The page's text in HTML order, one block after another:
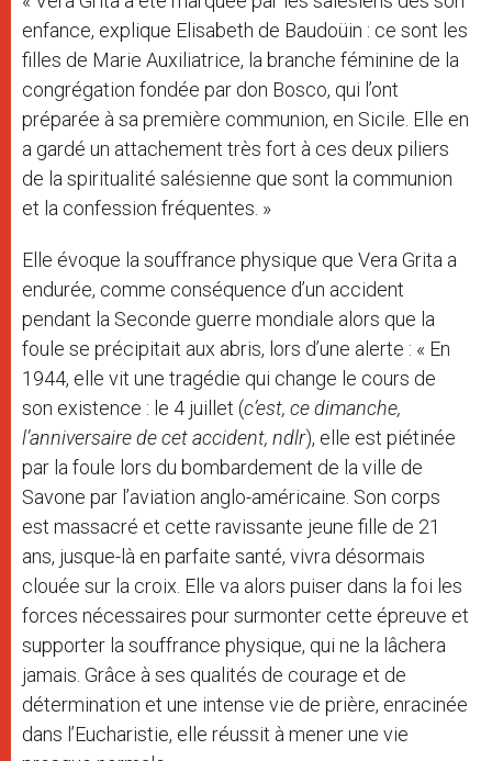
enfance, explique Elisabeth de Baudoüin : ce sont les
filles de Marie Auxiliatrice, la branche féminine de la
congrégation fondée par don Bosco, qui l’ont
préparée à sa première communion, en Sicile. Elle en
a gardé un attachement très fort à ces deux piliers
de la spiritualité salésienne que sont la communion
et la confession fréquentes. »
Elle évoque la souffrance physique que Vera Grita a
endurée, comme conséquence d’un accident
pendant la Seconde guerre mondiale alors que la
foule se précipitait aux abris, lors d’une alerte : « En
1944, elle vit une tragédie qui change le cours de
son existence : le 4 juillet (c’est, ce dimanche,
l’anniversaire de cet accident, ndlr), elle est piétinée
par la foule lors du bombardement de la ville de
Savone par l’aviation anglo-américaine. Son corps
est massacré et cette ravissante jeune fille de 21
ans, jusque-là en parfaite santé, vivra désormais
clouée sur la croix. Elle va alors puiser dans la foi les
forces nécessaires pour surmonter cette épreuve et
supporter la souffrance physique, qui ne la lâchera
jamais. Grâce à ses qualités de courage et de
détermination et une intense vie de prière, enracinée
dans l’Eucharistie, elle réussit à mener une vie